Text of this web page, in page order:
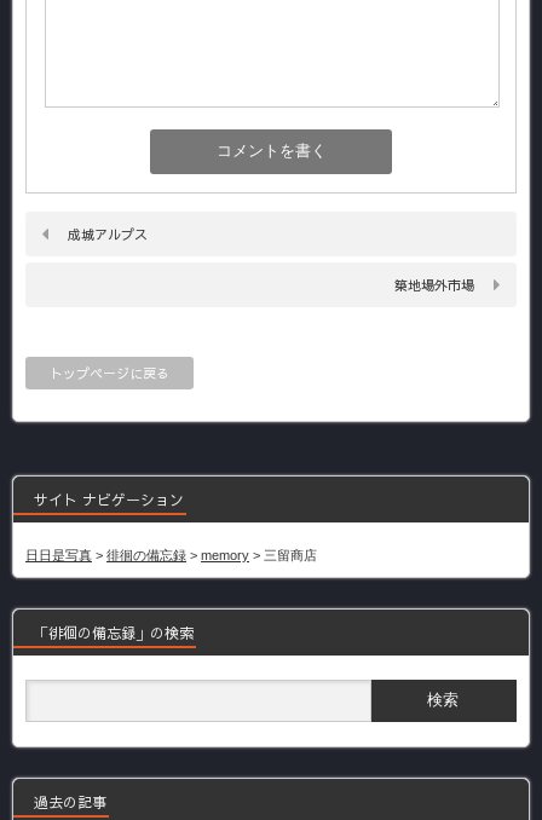
成城アルプス
築地場外市場
トップページに戻る
サイト ナビゲーション
日日是写真 > 徘徊の備忘録 > memory > 三留商店
「徘徊の備忘録」の検索
過去の記事